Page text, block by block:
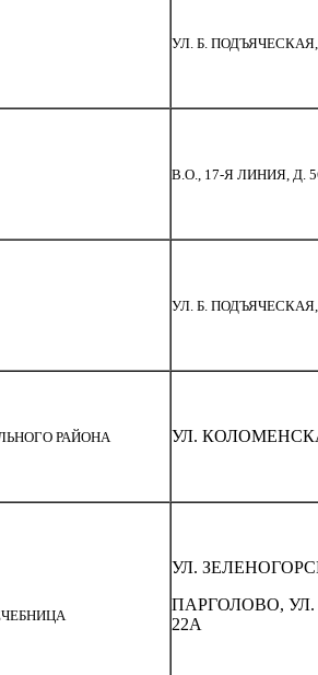
УЛ. Б. ПОДЪЯЧЕСКАЯ,
В.О., 17-Я ЛИНИЯ, Д.
УЛ. Б. ПОДЪЯЧЕСКАЯ,
РАЙОНА УЛ.
УЛ.
ПАРГОЛОВО,
22А